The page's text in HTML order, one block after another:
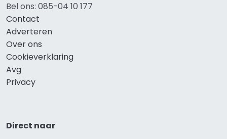
Bel ons: 085-04 10 177
Contact
Adverteren
Over ons
Cookieverklaring
Avg
Privacy
Direct naar